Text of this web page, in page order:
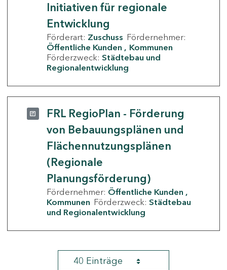
Initiativen für regionale
Entwicklung
Förderart: Zuschuss Fördernehmer:
Öffentliche Kunden
Kommunen
Förderzweck: Städtebau und
Regionalentwicklung
FRL RegioPlan - Förderung
von Bebauungsplänen und
Flächennutzungsplänen
(Regionale
Planungsförderung)
Fördernehmer: Öffentliche Kunden
Kommunen Förderzweck: Städtebau
und Regionalentwicklung
40 Einträge